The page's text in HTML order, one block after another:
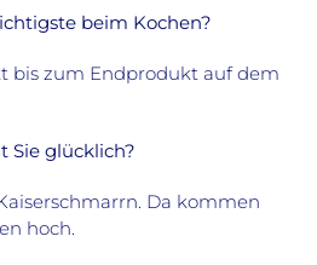
beim Kochen?
bis zum Endprodukt auf dem
Sie glücklich?
Da kommen
hoch.